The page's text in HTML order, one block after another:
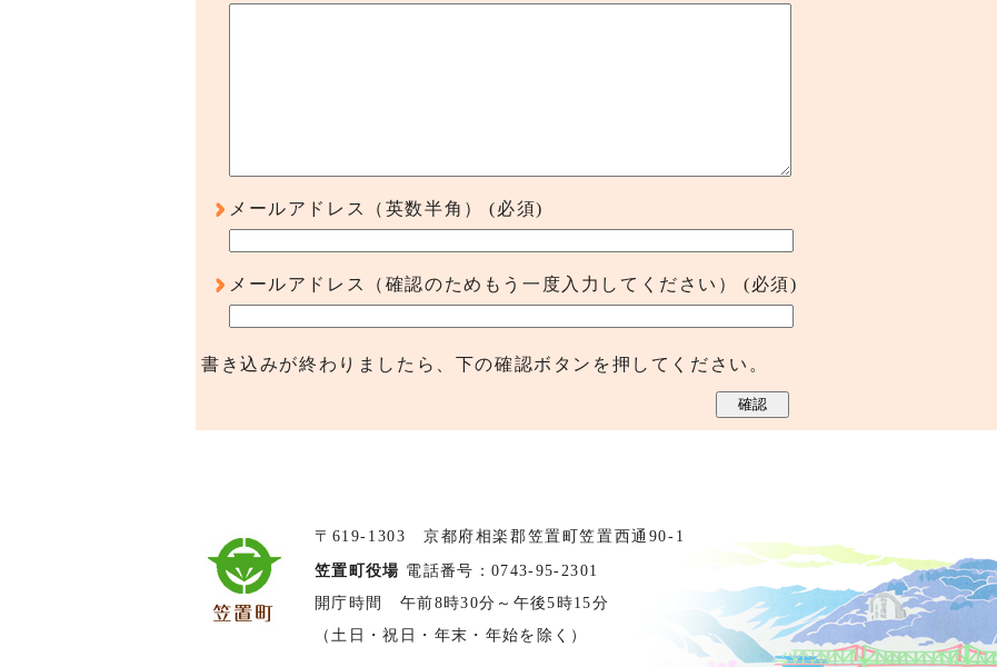
メールアドレス（英数半角） (必須)
メールアドレス（確認のためもう一度入力してください） (必須)
書き込みが終わりましたら、下の確認ボタンを押してください。
〒619-1303 京都府相楽郡笠置町笠置西通90-1
笠置町役場 電話番号：0743-95-2301
開庁時間 午前8時30分～午後5時15分
（土日・祝日・年末・年始を除く）